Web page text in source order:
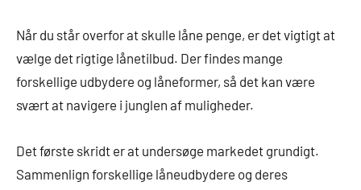
Når du står overfor at skulle låne penge, er det vigtigt at
vælge det rigtige lånetilbud. Der findes mange
forskellige udbydere og låneformer, så det kan være
svært at navigere i junglen af muligheder.
Det første skridt er at undersøge markedet grundigt.
Sammenlign forskellige låneudbydere og deres